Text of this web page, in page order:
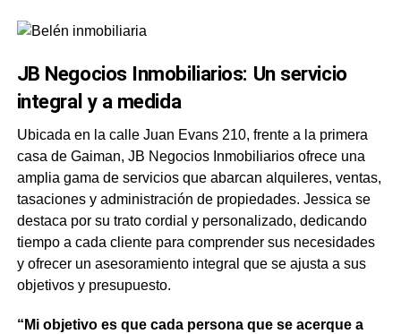
JB Negocios Inmobiliarios: Un servicio
integral y a medida
Ubicada en la calle Juan Evans 210, frente a la primera
casa de Gaiman, JB Negocios Inmobiliarios ofrece una
amplia gama de servicios que abarcan alquileres, ventas,
tasaciones y administración de propiedades. Jessica se
destaca por su trato cordial y personalizado, dedicando
tiempo a cada cliente para comprender sus necesidades
y ofrecer un asesoramiento integral que se ajusta a sus
objetivos y presupuesto.
“Mi objetivo es que cada persona que se acerque a